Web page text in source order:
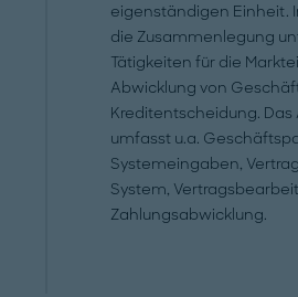
eigenständigen Einheit.
die Zusammenlegung
Tätigkeiten für die
Abwicklung von
Kreditentscheidung.
umfasst u.a.
Systemeingaben,
System,
Zahlungsabwicklung.